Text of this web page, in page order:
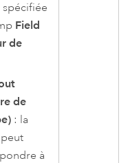
Field
de
de
: la
à